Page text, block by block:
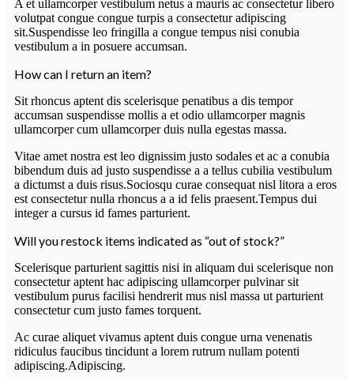
A et ullamcorper vestibulum netus a mauris ac consectetur libero
volutpat congue congue turpis a consectetur adipiscing
sit.Suspendisse leo fringilla a congue tempus nisi conubia
vestibulum a in posuere accumsan.
How can I return an item?
Sit rhoncus aptent dis scelerisque penatibus a dis tempor
accumsan suspendisse mollis a et odio ullamcorper magnis
ullamcorper cum ullamcorper duis nulla egestas massa.
Vitae amet nostra est leo dignissim justo sodales et ac a conubia
bibendum duis ad justo suspendisse a a tellus cubilia vestibulum
a dictumst a duis risus.Sociosqu curae consequat nisl litora a eros
est consectetur nulla rhoncus a a id felis praesent.Tempus dui
integer a cursus id fames parturient.
Will you restock items indicated as “out of stock?”
Scelerisque parturient sagittis nisi in aliquam dui scelerisque non
consectetur aptent hac adipiscing ullamcorper pulvinar sit
vestibulum purus facilisi hendrerit mus nisl massa ut parturient
consectetur cum justo fames torquent.
Ac curae aliquet vivamus aptent duis congue urna venenatis
ridiculus faucibus tincidunt a lorem rutrum nullam potenti
adipiscing.Adipiscing.